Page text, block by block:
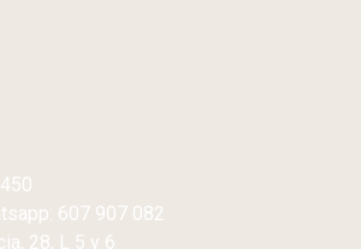
607 907 082
28, L 5 y 6